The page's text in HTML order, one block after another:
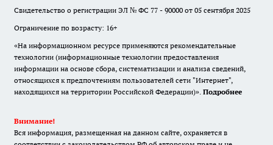
Свидетельство о регистрации ЭЛ № ФС 77 - 90000 от 05 сентября 2025
Ограничение по возрасту: 16+
«На информационном ресурсе применяются рекомендательные
технологии (информационные технологии предоставления
информации на основе сбора, систематизации и анализа сведений,
относящихся к предпочтениям пользователей сети "Интернет",
находящихся на территории Российской Федерации)». Подробнее
Внимание!
Вся информация, размещенная на данном сайте, охраняется в